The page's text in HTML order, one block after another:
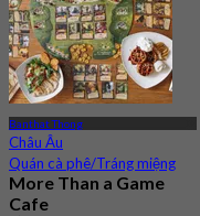
Banthat Thong
Châu Âu
Quán cà phê/Tráng miệng
More Than a Game
Cafe